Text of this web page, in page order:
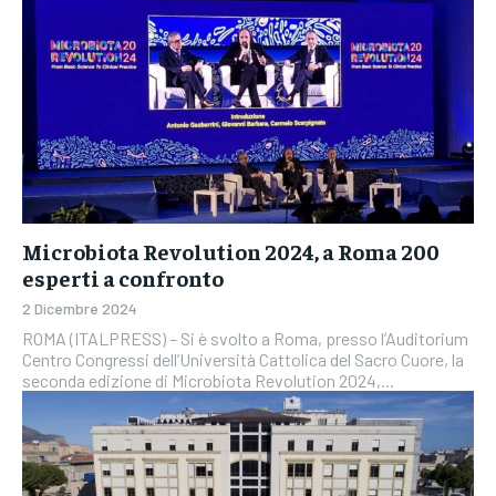
Microbiota Revolution 2024, a Roma 200
esperti a confronto
2 Dicembre 2024
ROMA (ITALPRESS) – Si è svolto a Roma, presso l’Auditorium
Centro Congressi dell’Università Cattolica del Sacro Cuore, la
seconda edizione di Microbiota Revolution 2024,...